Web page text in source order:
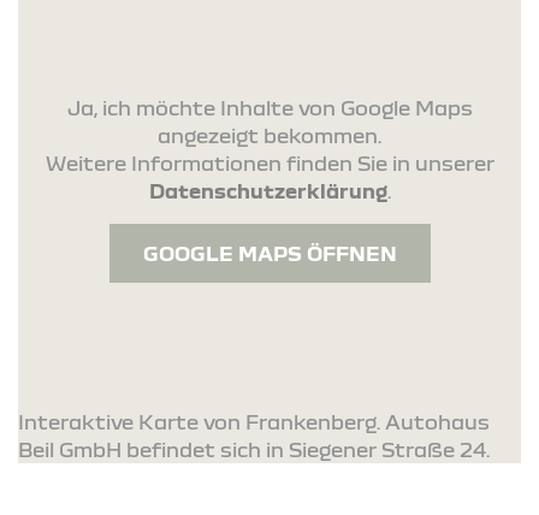
Ja, ich möchte Inhalte von Google Maps
angezeigt bekommen.
Weitere Informationen finden Sie in unserer
Datenschutzerklärung.
GOOGLE MAPS ÖFFNEN
Interaktive Karte von Frankenberg. Autohaus
Beil GmbH befindet sich in Siegener Straße 24.